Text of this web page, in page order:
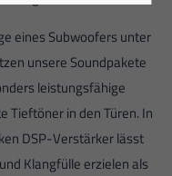
eines Subwoofers unter
unsere Soundpakete
leistungsfähige
Tieftöner in den Türen. In
DSP-Verstärker lässt
Klangfülle erzielen als